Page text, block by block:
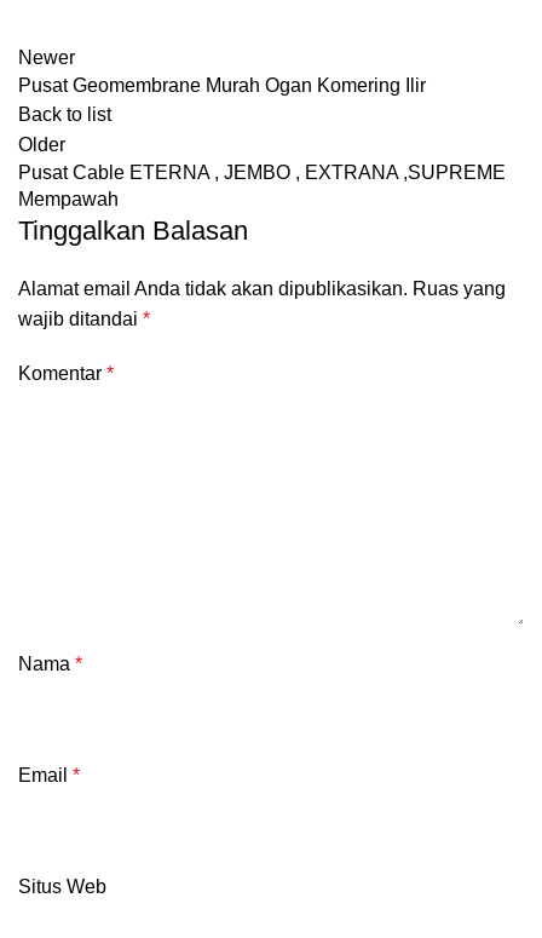
Newer
Pusat Geomembrane Murah Ogan Komering Ilir
Back to list
Older
Pusat Cable ETERNA , JEMBO , EXTRANA ,SUPREME
Mempawah
Tinggalkan Balasan
Alamat email Anda tidak akan dipublikasikan. Ruas yang
wajib ditandai *
Komentar *
Nama *
Email *
Situs Web